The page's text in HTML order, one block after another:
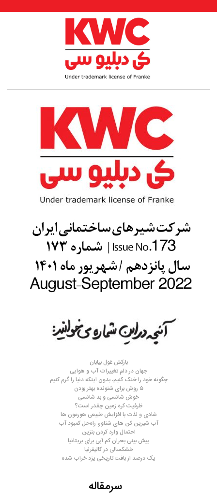
بارکش غول بیابان
جهان در دام تغییرات آب و هوایی
چگونه خود را خنک کنیم، بدون اینکه دنیا را گرم کنیم
۵ روش برای شنونده بهتر بودن
خوش شانسی و بد شانسی
ظرفیت کره زمین چقدر است؟
شادی و لذت با افزایش طبیعی هورمون ها
آب شیرین کن های شناور، راه‌حل کمبود آب
احتمال وارد کردن بنزین
پیش بینی بحران کم آبی برای بریتانیا
خشکسالی در کالیفرنیا
یک درصد از بافت تاریخی یزد خراب شده
سرمقاله